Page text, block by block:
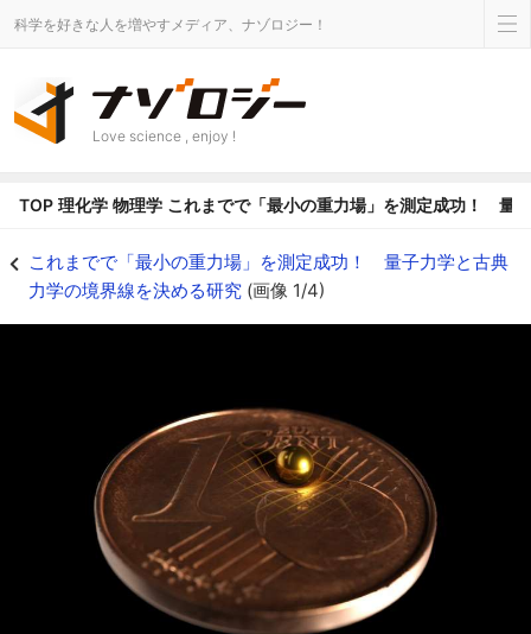
科学を好きな人を増やすメディア、ナゾロジー！
Love science , enjoy !
TOP 理化学 物理学 これまでで「最小の重力場」を測定成功！ 量
これまでで「最小の重力場」を測定成功！ 量子力学と古典
力学の境界線を決める研究 (画像 1/4)